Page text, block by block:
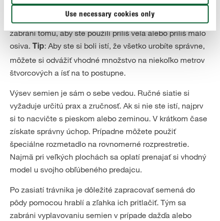
Use necessary cookies only
semena. Výrobcovia uvádzajú odporúčané množstvá
zodpovedajúce ploche, ktorá sa má zasiať. Tým sa
zabráni tomu, aby ste použili príliš veľa alebo príliš málo
osiva. Tip: Aby ste si boli istí, že všetko urobíte správne,
môžete si odvážiť vhodné množstvo na niekoľko metrov
štvorcových a ísť na to postupne.
Výsev semien je sám o sebe vedou. Ručné siatie si
vyžaduje určitú prax a zručnosť. Ak si nie ste istí, najprv
si to nacvičte s pieskom alebo zeminou. V krátkom čase
získate správny úchop. Prípadne môžete použiť
špeciálne rozmetadlo na rovnomerné rozprestretie.
Najmä pri veľkých plochách sa oplatí prenajať si vhodný
model u svojho obľúbeného predajcu.
Po zasiatí trávnika je dôležité zapracovať semená do
pôdy pomocou hrablí a zľahka ich pritlačiť. Tým sa
zabráni vyplavovaniu semien v prípade dažďa alebo